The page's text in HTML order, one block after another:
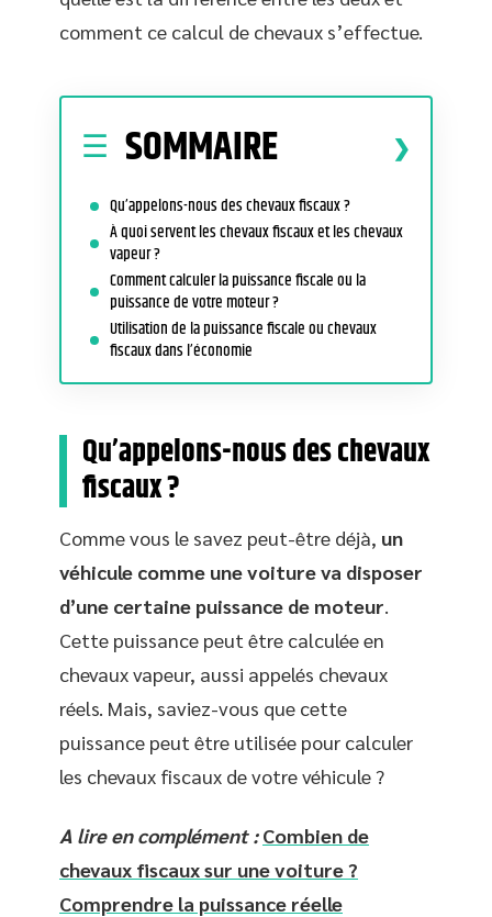
comment ce calcul de chevaux s’effectue.
SOMMAIRE
Qu’appelons-nous des chevaux fiscaux ?
À quoi servent les chevaux fiscaux et les chevaux
vapeur ?
Comment calculer la puissance fiscale ou la
puissance de votre moteur ?
Utilisation de la puissance fiscale ou chevaux
fiscaux dans l’économie
Qu’appelons-nous des chevaux
fiscaux ?
Comme vous le savez peut-être déjà, un
véhicule comme une voiture va disposer
d’une certaine puissance de moteur.
Cette puissance peut être calculée en
chevaux vapeur, aussi appelés chevaux
réels. Mais, saviez-vous que cette
puissance peut être utilisée pour calculer
les chevaux fiscaux de votre véhicule ?
A lire en complément : Combien de
chevaux fiscaux sur une voiture ?
Comprendre la puissance réelle